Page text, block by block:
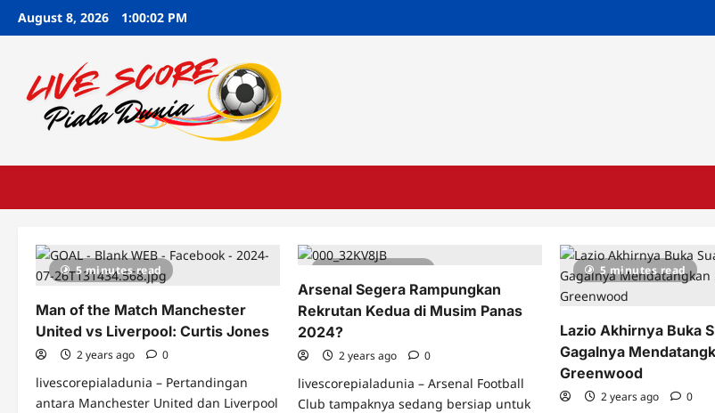
SkipAugust 8, 2026 1:00:03 PM
5 minutes read
Man of the Match Manchester
United vs Liverpool: Curtis Jones
2 years ago 0
livescorepialadunia – Pertandingan
antara Manchester United dan Liverpool
5 minutes read
Arsenal Segera Rampungkan
Rekrutan Kedua di Musim Panas
2024?
2 years ago 0
livescorepialadunia – Arsenal Football
Club tampaknya sedang bersiap untuk
5 minutes read
Lazio Akhirnya Buka
Gagalnya
Greenwood
2 years ago 0